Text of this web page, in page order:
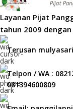
Layanan Pijat
tahun 2009
Terusan
Telpon / WA :
081394600809